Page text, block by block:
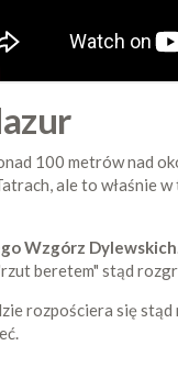
100 metrów nad
ale to
Wzgórz Dylewskich
beretem" stąd
rozpościera się